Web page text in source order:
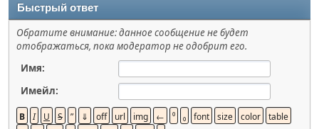
Быстрый ответ
Обратите внимание: данное сообщение не будет
отображаться, пока модератор не одобрит его.
Имя:
Имейл: